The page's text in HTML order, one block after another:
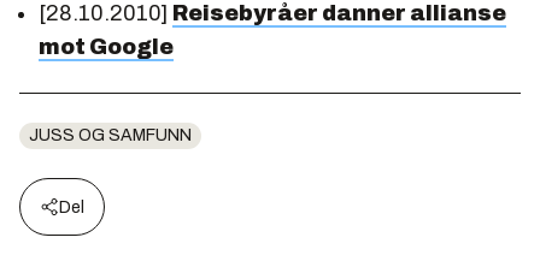
[28.10.2010] Reisebyråer danner allianse
mot Google
JUSS OG SAMFUNN
Del